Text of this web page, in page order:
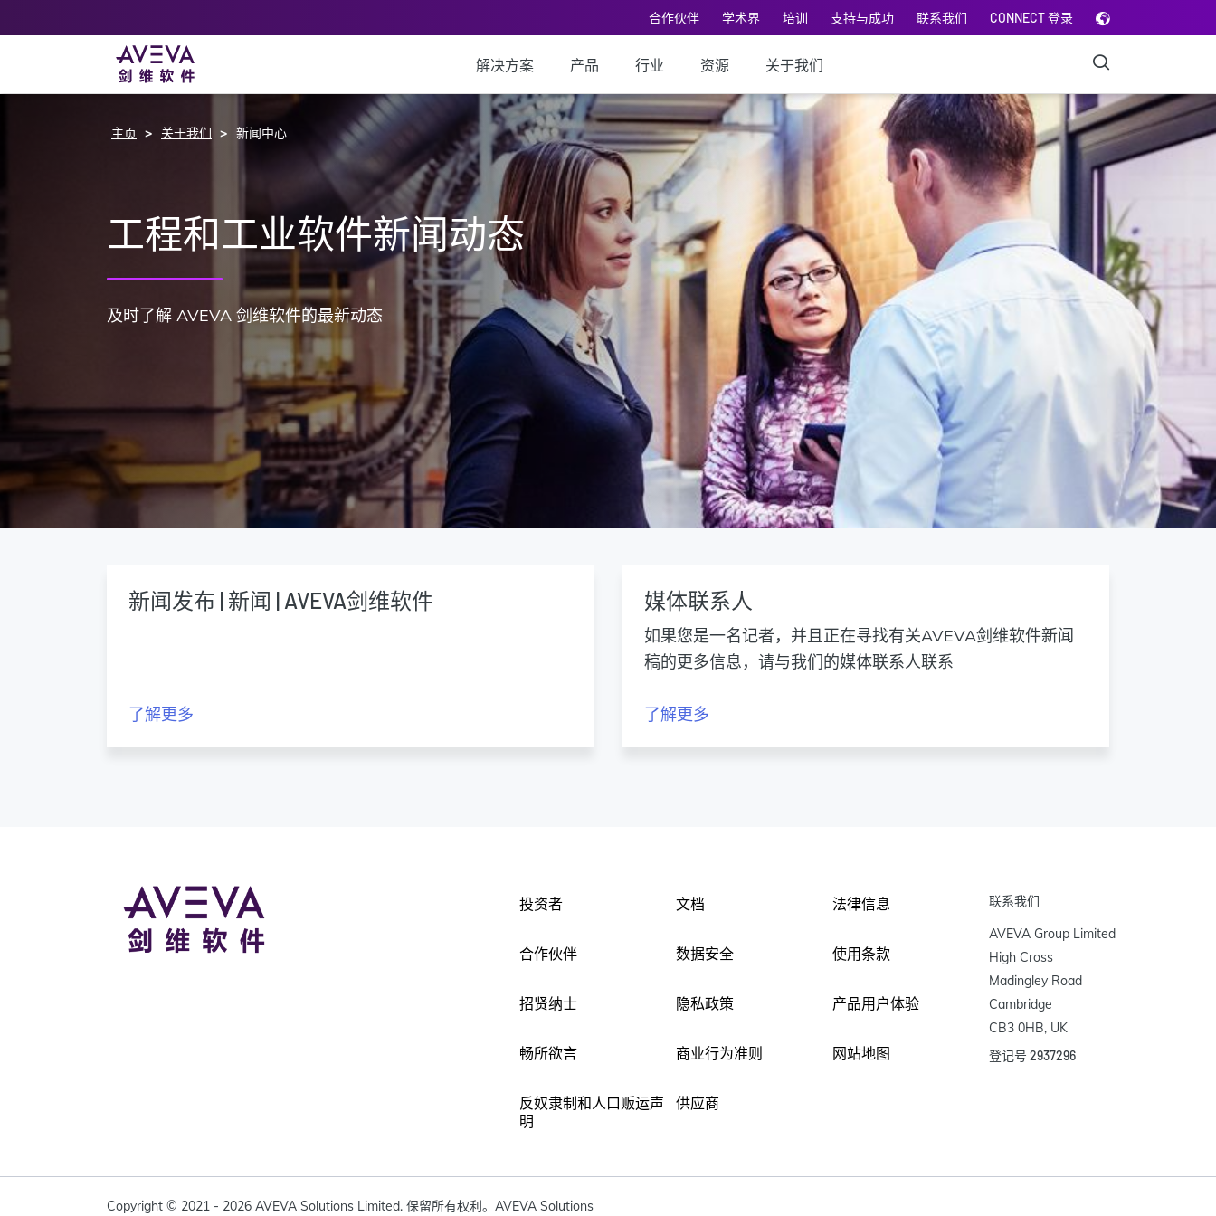
合作伙伴 学术界 培训 支持与成功 联系我们 CONNECT 登录
解决方案 产品 行业 资源 关于我们
主页 关于我们 新闻中心
工程和工业软件新闻动态
及时了解 AVEVA 剑维软件的最新动态
新闻发布 | 新闻 | AVEVA剑维软件
了解更多
媒体联系人
如果您是一名记者，并且正在寻找有关AVEVA剑维软件新闻
稿的更多信息，请与我们的媒体联系人联系
了解更多
投资者
合作伙伴
招贤纳士
畅所欲言
反奴隶制和人口贩运声
明
文档
数据安全
隐私政策
商业行为准则
供应商
法律信息
使用条款
产品用户体验
网站地图
联系我们
AVEVA Group Limited
High Cross
Madingley Road
Cambridge
CB3 0HB, UK
登记号 2937296
Copyright © 2021 - 2026 AVEVA Solutions Limited. 保留所有权利。AVEVA Solutions